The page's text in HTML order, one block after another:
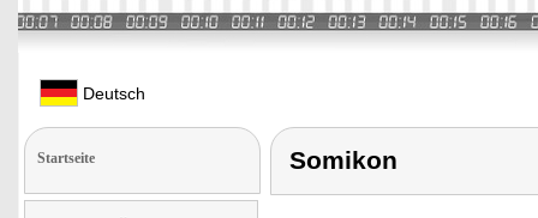
Deutsch
Startseite Somikon